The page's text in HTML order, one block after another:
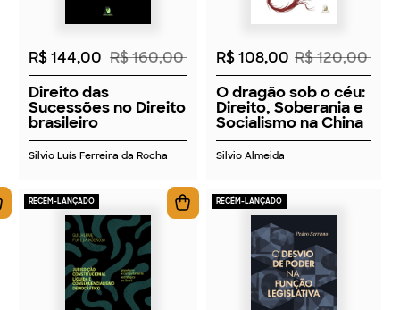
R$ 144,00 R$ 160,00
Direito das
Sucessões no Direito
brasileiro
Silvio Luís Ferreira da Rocha
R$ 108,00 R$ 120,00
O dragão sob o céu:
Direito, Soberania e
Socialismo na China
Silvio Almeida
RECÉM-LANÇADO
2026
RECÉM-LANÇADO
2026